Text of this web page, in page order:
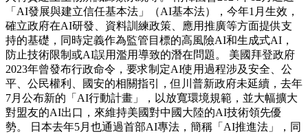
「AI發展與建立信任基本法」（AI基本法），今年1月生效，
確立政府在AI研發、資料訓練政策、應用推廣等方面提供支
持的基礎，同時定義作為監管目標的高風險AI和生成式AI，
防止技術限制或AI誤用濫用導致的潛在問題。 美國拜登政府
2023年曾發布行政命令，要求制定AI使用過程涉及安全、公
平、公民權利、國安的相關指引，但川普新政府未延續，去年
7月公布新的「AI行動計畫」，以放寬環境規範，並大幅擴大
對盟友的AI出口，來維持美國對中國大陸的AI技術領先優
勢。 日本去年5月也通過首部AI專法，簡稱「AI推進法」，同